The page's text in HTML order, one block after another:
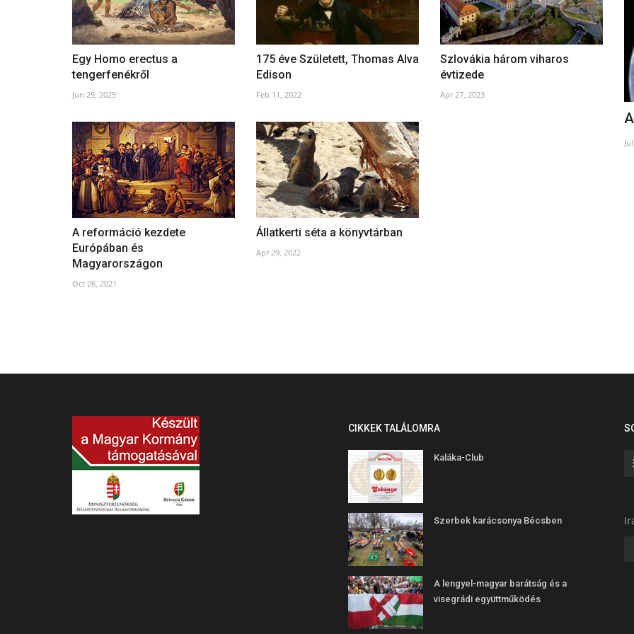
Egy Homo erectus a
tengerfenékről
Jun 25, 2025
175 éve Született, Thomas Alva
Edison
Feb 11, 2022
Szlovákia három viharos
évtizede
Apr 27, 2023
A reformáció kezdete
Európában és
Magyarországon
Oct 26, 2021
Állatkerti séta a könyvtárban
Apr 29, 2022
86. Apáczai Csere János
Cserkészcsapat Berlin
May 3, 2021
Vivat, Bornemisza!
Jun 24, 2024
CIKKEK TALÁLOMRA
Kaláka-Club
Szerbek karácsonya Bécsben
A lengyel-magyar barátság és a
visegrádi együttműködés